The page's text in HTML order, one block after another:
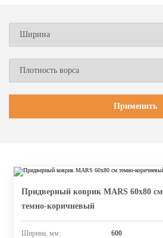
Придверный коврик MARS 60х80 см
темно-коричневый
Ширина, мм:
600